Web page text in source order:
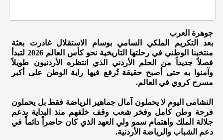
جوهرة العرب
بعد التكريم الملكي السامي بوسام الاستقلال غادرت بعثة
منتخبنا الوطني في رحلتها التاريخية نحو كأس العالم 2026 لتبدأ
فصلاً جديداً من الحلم الأردني الذي انتظره الأردنيون طويلاً
وآمنوا به حتى أصبح حقيقة تُرفع فيها راية الوطن على أكبر
مسرح كروي في العالم.
النشامى اليوم لا يحملون آمال جماهير الرياضة فقط بل يحملون
فرحة وطن كامل وفخر شعب وقف خلفهم منذ البداية بدعم
جلالة الملك واهتمام سمو ولي العهد الذي كان حاضراً دائماً في
دعم الشباب والرياضة الأردنية.